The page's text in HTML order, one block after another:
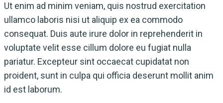
Ut enim ad minim veniam, quis nostrud exercitation
ullamco laboris nisi ut aliquip ex ea commodo
consequat. Duis aute irure dolor in reprehenderit in
voluptate velit esse cillum dolore eu fugiat nulla
pariatur. Excepteur sint occaecat cupidatat non
proident, sunt in culpa qui officia deserunt mollit anim
id est laborum.